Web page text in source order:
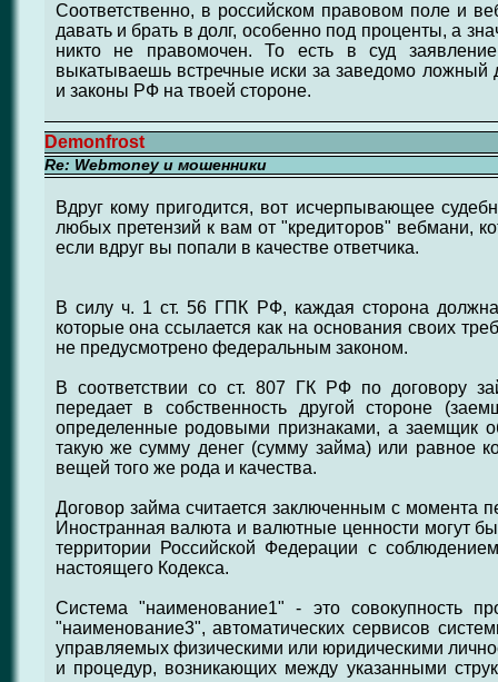
Соответственно, в российском правовом поле и
давать и брать в долг, особенно под проценты, а
никто не правомочен. То есть в суд
выкатываешь встречные иски за заведомо ложный
и законы РФ на твоей стороне.
Demonfrost
Re: Webmoney и мошенники
Вдруг кому пригодится, вот исчерпывающее
любых претензий к вам от "кредиторов" вебмани,
если вдруг вы попали в качестве ответчика.
В силу ч. 1 ст. 56 ГПК РФ, каждая сторона должна
которые она ссылается как на основания своих
не предусмотрено федеральным законом.
В соответствии со ст. 807 ГК РФ по договору
передает в собственность другой стороне
определенные родовыми признаками, а заемщик
такую же сумму денег (сумму займа) или равное
вещей того же рода и качества.
Договор займа считается заключенным с момента
Иностранная валюта и валютные ценности могут
территории Российской Федерации с
настоящего Кодекса.
Система "наименование1" - это совокупность
"наименование3", автоматических сервисов
управляемых физическими или юридическими
и процедур, возникающих между указанными